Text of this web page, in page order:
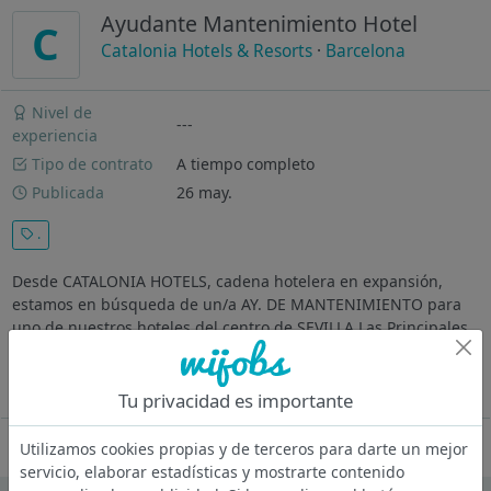
C Ayudante Mantenimiento Hotel
Catalonia Hotels & Resorts · Barcelona
Nivel de
experiencia
---
Tipo de contrato
A tiempo completo
Publicada
26 may.
.
Desde CATALONIA HOTELS, cadena hotelera en expansión,
estamos en búsqueda de un/a AY. DE MANTENIMIENTO para
uno de nuestros hoteles del centro de SEVILLA Las Principales
Tareas a Desarrollar Son Las Siguientes Planificación de las
Oferta desactivada
Tu privacidad es importante
Utilizamos cookies propias y de terceros para darte un mejor
servicio, elaborar estadísticas y mostrarte contenido